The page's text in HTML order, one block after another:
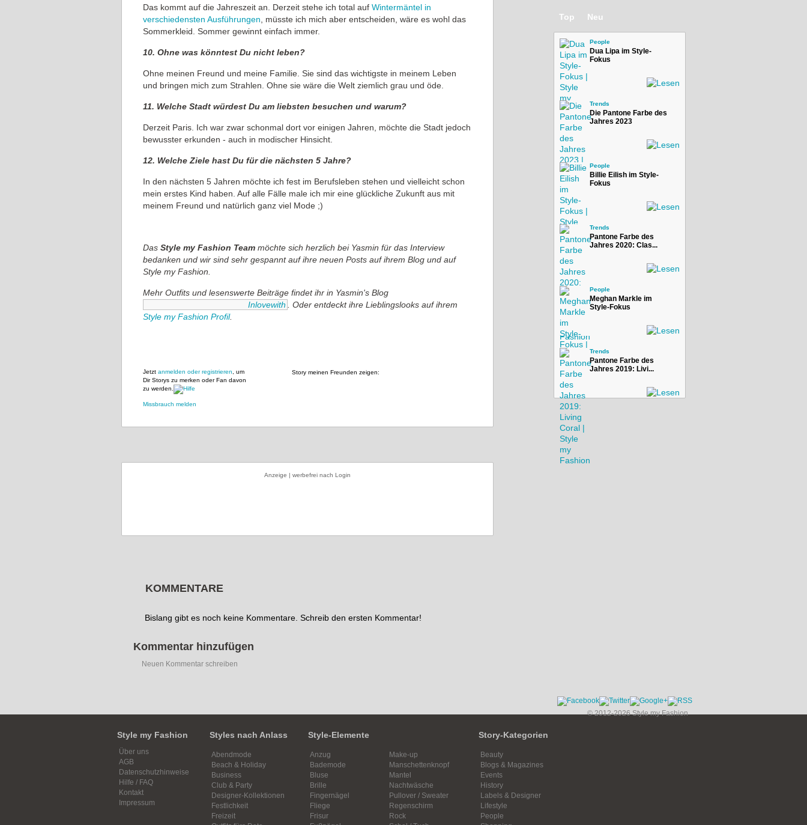
Das kommt auf die Jahreszeit an. Derzeit stehe ich total auf Wintermäntel in
verschiedensten Ausführungen , müsste ich mich aber entscheiden, wäre es wohl das
Sommerkleid. Sommer gewinnt einfach immer.
10. Ohne was könntest Du nicht leben?
Ohne meinen Freund und meine Familie. Sie sind das wichtigste in meinem Leben
und bringen mich zum Strahlen. Ohne sie wäre die Welt ziemlich grau und öde.
11. Welche Stadt würdest Du am liebsten besuchen und warum?
Derzeit Paris. Ich war zwar schonmal dort vor einigen Jahren, möchte die Stadt jedoch
bewusster erkunden - auch in modischer Hinsicht.
12. Welche Ziele hast Du für die nächsten 5 Jahre?
In den nächsten 5 Jahren möchte ich fest im Berufsleben stehen und vielleicht schon
mein erstes Kind haben. Auf alle Fälle male ich mir eine glückliche Zukunft aus mit
meinem Freund und natürlich ganz viel Mode ;)
Das Style my Fashion Team möchte sich herzlich bei Yasmin für das Interview
bedanken und wir sind sehr gespannt auf ihre neuen Posts auf ihrem Blog und auf
Style my Fashion.
Mehr Outfits und lesenswerte Beiträge findet ihr in Yasmin's Blog
Inlovewith
. Oder entdeckt ihre Lieblingslooks auf ihrem
Style my Fashion Profil.
Story meinen Freunden zeigen:
Jetzt anmelden oder registrieren , um
Dir Storys zu merken oder Fan davon
zu werden.
Missbrauch melden
Anzeige | werbefrei nach Login
KOMMENTARE
Bislang gibt es noch keine Kommentare. Schreib den ersten Kommentar!
Kommentar hinzufügen
Neuen Kommentar schreiben
Top Neu
People
Dua Lipa im Style-
Fokus
Trends
Die Pantone Farbe des
Jahres 2023
People
Billie Eilish im Style-
Fokus
Trends
Pantone Farbe des
Jahres 2020: Clas...
People
Meghan Markle im
Style-Fokus
Trends
Pantone Farbe des
Jahres 2019: Livi...
© 2012-2026 Style my Fashion
Style my Fashion
Über uns
AGB
Datenschutzhinweise
Hilfe / FAQ
Kontakt
Impressum
Styles nach Anlass
Abendmode
Beach & Holiday
Business
Club & Party
Designer-Kollektionen
Festlichkeit
Freizeit
Style-Elemente
Anzug
Bademode
Bluse
Brille
Fingernägel
Fliege
Frisur
Make-up
Manschettenknopf
Mantel
Nachtwäsche
Pullover / Sweater
Regenschirm
Rock
Story-Kategorien
Beauty
Blogs & Magazines
Events
History
Labels & Designer
Lifestyle
People